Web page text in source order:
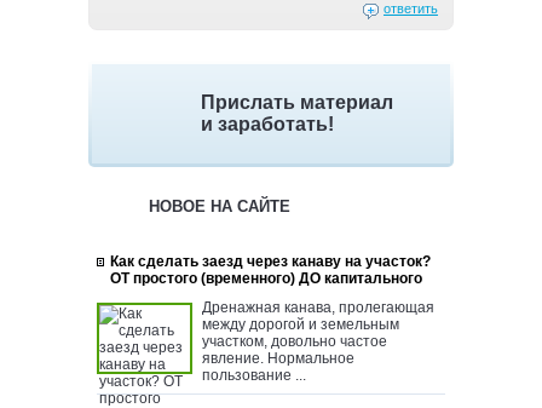
ответить
Прислать материал
и заработать!
НОВОЕ НА САЙТЕ
Как сделать заезд через канаву на участок?
ОТ простого (временного) ДО капитального
Дренажная канава, пролегающая
между дорогой и земельным
участком, довольно частое
явление. Нормальное
пользование ...